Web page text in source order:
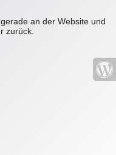
an der Website und
zurück.